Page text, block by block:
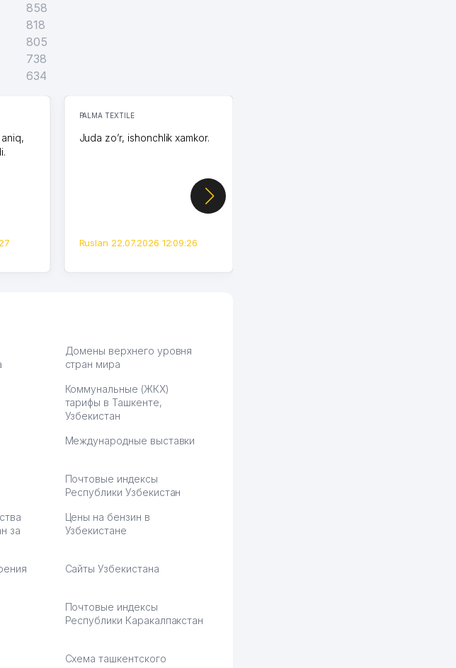
858
818
805
738
634
PALMA TEXTILE
Juda zo’r, ishonchlik xamkor.
Ruslan 22.07.2026 12:09:26
Домены верхнего уровня
стран мира
Коммунальные (ЖКХ)
тарифы в Ташкенте,
Узбекистан
Международные выставки
Почтовые индексы
Республики Узбекистан
за
Цены на бензин в
Узбекистане
Сайты Узбекистана
Почтовые индексы
Республики Каракалпакстан
Схема ташкентского